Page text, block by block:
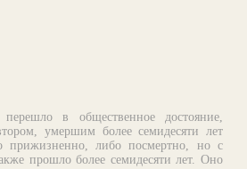
в общественное достояние,
умершим более семидесяти лет
прижизненно, либо посмертно, но с
прошло более семидесяти лет. Оно